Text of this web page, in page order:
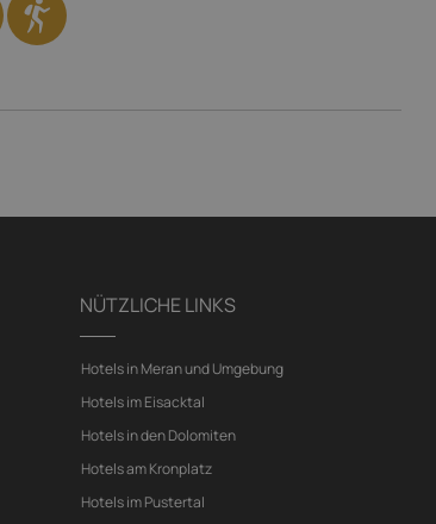
NÜTZLICHE LINKS
Hotels in Meran und Umgebung
Hotels im Eisacktal
Hotels in den Dolomiten
Hotels am Kronplatz
Hotels im Pustertal